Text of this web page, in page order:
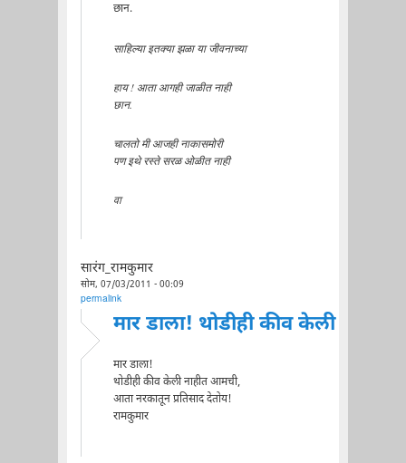
छान.
साहिल्या इतक्या झळा या जीवनाच्या
हाय ! आता आगही जाळीत नाही
छान.
चालतो मी आजही नाकासमोरी
पण इथे रस्ते सरळ ओळीत नाही
वा
सारंग_रामकुमार
सोम, 07/03/2011 - 00:09
permalink
मार डाला! थोडीही कीव केली
मार डाला!
थोडीही कीव केली नाहीत आमची,
आता नरकातून प्रतिसाद देतोय!
रामकुमार